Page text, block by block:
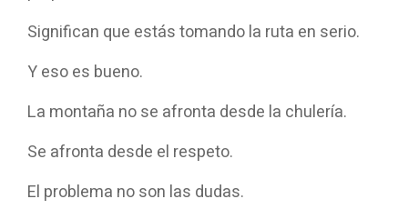
Significan que estás tomando la ruta en serio.
Y eso es bueno.
La montaña no se afronta desde la chulería.
Se afronta desde el respeto.
El problema no son las dudas.